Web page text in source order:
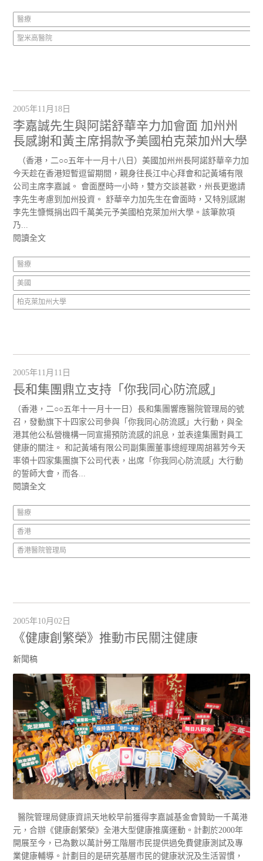
醫療
聖米高醫院
2005年11月18日
李嘉誠先生與阿諾舒華辛力加會面 加州州
長感謝和黃主席捐款予美國柏克萊加州大學
（香港，二○○五年十一月十八日）美國加州州長阿諾舒華辛力加
今天趁在香港短暫逗留期間，親身往長江中心拜會和記黃埔有限
公司主席李嘉誠。 會面歷時一小時，雙方交談甚歡，州長更邀請
李先生考慮到加州投資。 舒華辛力加先生在會面時，又特別感謝
李先生慷慨捐出四千萬美元予美國柏克萊加州大學。該筆款項
乃...
閱讀全文
醫療
美國
柏克萊加州大學
2005年11月11日
長和集團鼎立支持「你我同心防流感」
（香港，二○○五年十一月十一日）長和集團響應醫院管理局的號
召，發動旗下十四家公司參與「你我同心防流感」大行動，與全
港其他公私營機構一同宣揚預防流感的訊息，並表達集團對員工
健康的關注。 和記黃埔有限公司副集團董事總經理周胡慕芳今天
率領十四家集團旗下公司代表，出席「你我同心防流感」大行動
的誓師大會，而各...
閱讀全文
醫療
香港
香港醫院管理局
2005年10月02日
《健康創繁榮》推動市民關注健康
新聞稿
醫院管理局健康資訊天地較早前獲得李嘉誠基金會贊助一千萬港
元，合辦《健康創繁榮》全港大型健康推廣運動。計劃於2000年
開展至今，已為數以萬計勞工階層市民提供過免費健康測試及專
業健康輔導。計劃目的是研究基層市民的健康狀況及生活習慣，